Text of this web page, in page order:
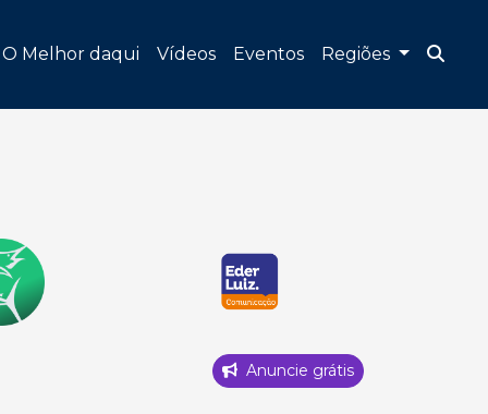
O Melhor daqui Vídeos Eventos Regiões
Anuncie grátis